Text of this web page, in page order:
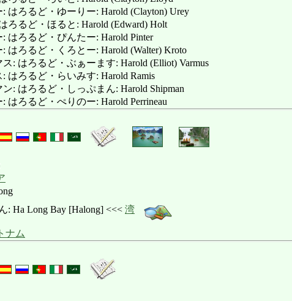
はろるど・ゆーりー: Harold (Clayton) Urey
ろるど・ほると: Harold (Edward) Holt
はろるど・ぴんたー: Harold Pinter
はろるど・くろとー: Harold (Walter) Kroto
: はろるど・ぶぁーます: Harold (Elliot) Varmus
はろるど・らいみす: Harold Ramis
: はろるど・しっぷまん: Harold Shipman
はろるど・ぺりのー: Harold Perrineau
: Ha Long Bay [Halong] <<< 湾
ナム